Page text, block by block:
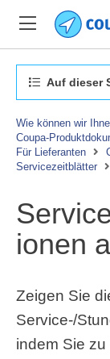
Auf dieser
Wie können wir
Coupa-
Für Lieferanten
Servicezeitblätter
ionen
Zeigen Sie
Service-/
indem Sie